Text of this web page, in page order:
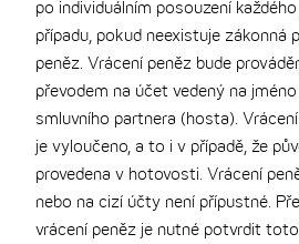
po individuálním posouzení
případu, pokud neexistuje zákonná
peněz. Vrácení peněz bude
převodem na účet vedený na
smluvního partnera (hosta).
je vyloučeno, a to i v případě, že
provedena v hotovosti. Vrácení
nebo na cizí účty není přípustné.
vrácení peněz je nutné potvrdit